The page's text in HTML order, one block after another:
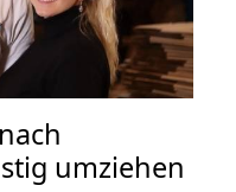
umziehen